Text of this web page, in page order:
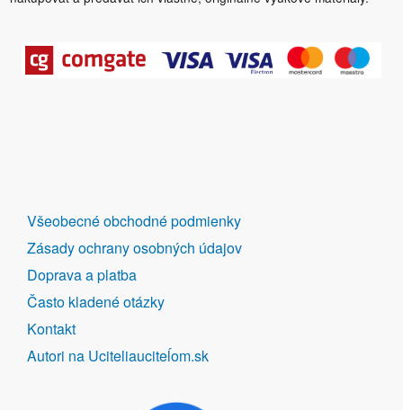
DALŠÍ
ODKAZY
Všeobecné obchodné podmienky
Zásady ochrany osobných údajov
Doprava a platba
Často kladené otázky
Kontakt
Autori na Uciteliauciteĺom.sk